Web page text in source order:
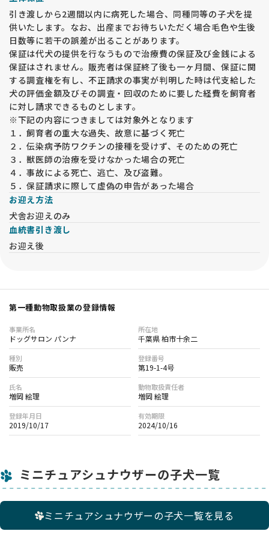
引き渡しから2週間以内に病死した場合、同種同等の子犬を提
供いたします。なお、出産までお待ちいただく場合毛色や生後
日数等に若干の誤差が出ることがあります。
保証は代犬の提供を行なうもので治療費の保証及び金銭による
保証はされません。販売者は保証終了後も一ヶ月間、保証に関
する調査権を有し、不正請求の事実が判明した時は代支給した
犬の評価金額及びその調査・回収のために要した経費を飼育者
に対し請求できるものとします。
※下記の内容につきましては対象外となります
１．飼育者の重大な過失、故意に基づく死亡
２．伝染病予防ワクチンの接種を受けず、そのための死亡
３．獣医師の治療を受けなかった場合の死亡
４．事故による死亡、逃亡、及び盗難。
５．保証請求に際して虚偽の申告があった場合
お迎え方法
犬舎お迎えのみ
血統書引き渡し
お迎え後
第一種動物取扱業の登録情報
事業所名
ドッグサロン パンナ
所在地
千葉県 柏市十余二
種別
販売
登録番号
第19-1-4号
氏名
増岡 絵理
動物取扱責任者
増岡 絵理
登録年月日
2019/10/17
有効期限
2024/10/16
ミニチュアシュナウザーの子犬一覧
ミニチュアシュナウザーの子犬一覧を見る